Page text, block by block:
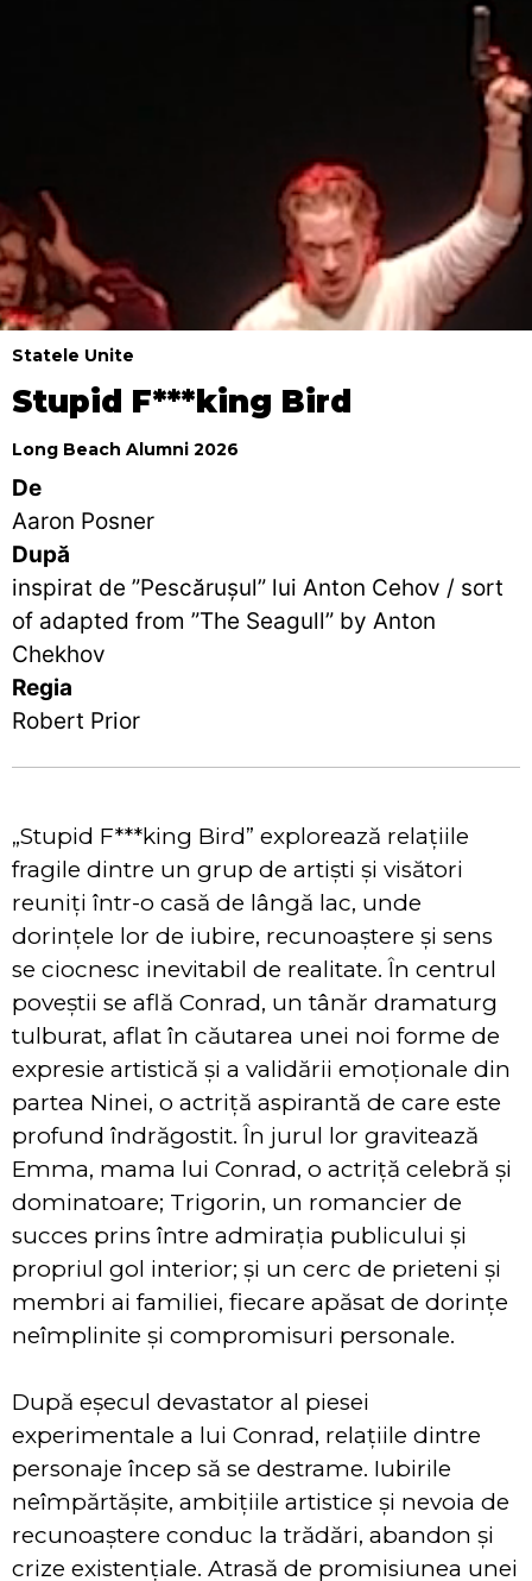
Statele Unite
Stupid F***king Bird
Long Beach Alumni 2026
De
Aaron Posner
După
inspirat de ”Pescărușul” lui Anton Cehov / sort
of adapted from ”The Seagull” by Anton
Chekhov
Regia
Robert Prior
„Stupid F***king Bird” explorează relațiile
fragile dintre un grup de artiști și visători
reuniți într-o casă de lângă lac, unde
dorințele lor de iubire, recunoaștere și sens
se ciocnesc inevitabil de realitate. În centrul
poveștii se află Conrad, un tânăr dramaturg
tulburat, aflat în căutarea unei noi forme de
expresie artistică și a validării emoționale din
partea Ninei, o actriță aspirantă de care este
profund îndrăgostit. În jurul lor gravitează
Emma, mama lui Conrad, o actriță celebră și
dominatoare; Trigorin, un romancier de
succes prins între admirația publicului și
propriul gol interior; și un cerc de prieteni și
membri ai familiei, fiecare apăsat de dorințe
neîmplinite și compromisuri personale.
După eșecul devastator al piesei
experimentale a lui Conrad, relațiile dintre
personaje încep să se destrame. Iubirile
neîmpărtășite, ambițiile artistice și nevoia de
recunoaștere conduc la trădări, abandon și
crize existențiale. Atrasă de promisiunea unei